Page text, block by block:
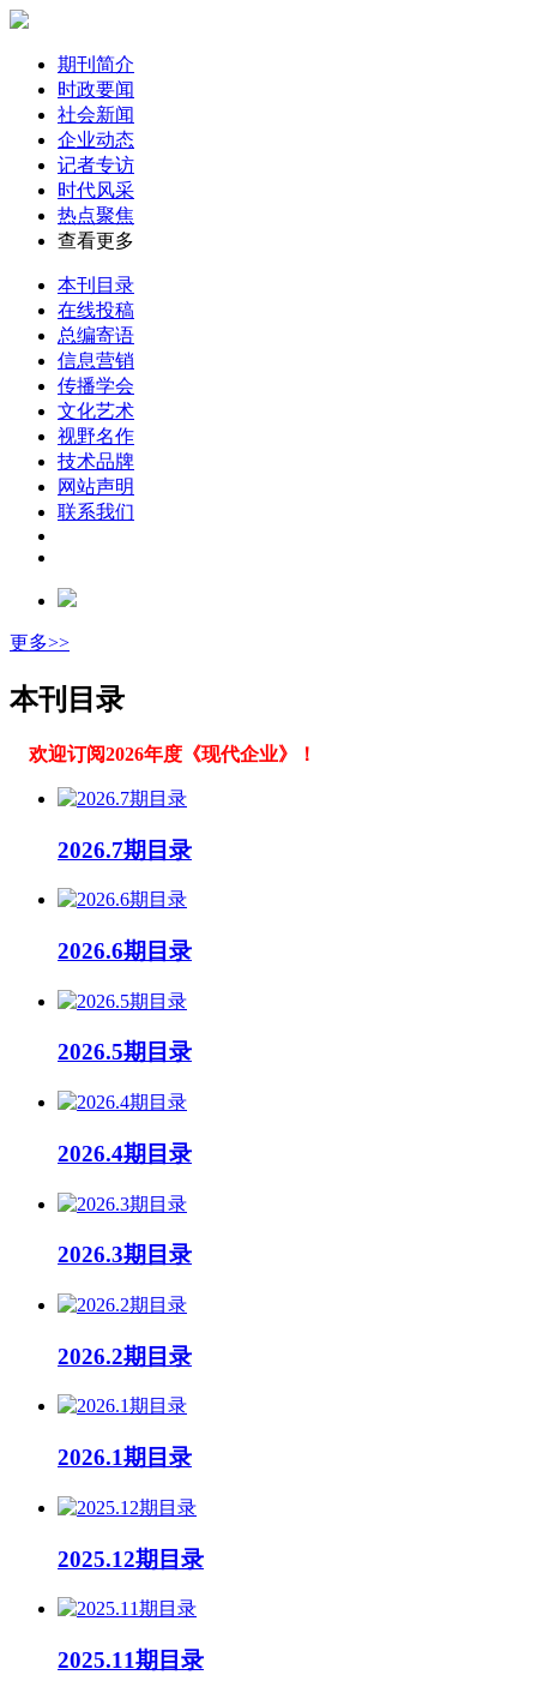
期刊简介
时政要闻
社会新闻
企业动态
记者专访
时代风采
热点聚焦
查看更多
本刊目录
在线投稿
总编寄语
信息营销
传播学会
文化艺术
视野名作
技术品牌
网站声明
联系我们
更多>>
本刊目录
欢迎订阅2026年度《现代企业》！
2026.7期目录
2026.6期目录
2026.5期目录
2026.4期目录
2026.3期目录
2026.2期目录
2026.1期目录
2025.12期目录
2025.11期目录